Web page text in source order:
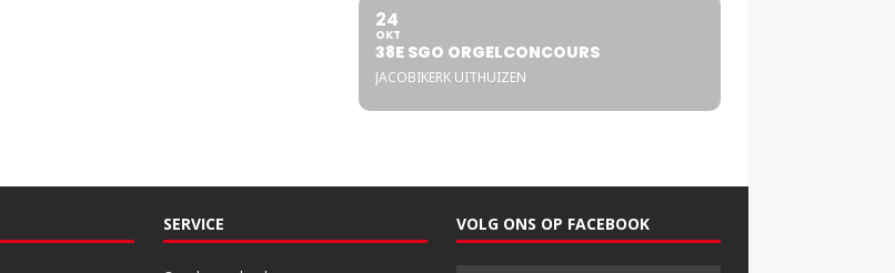
24
OKT
38E SGO ORGELCONCOURS
JACOBIKERK UITHUIZEN
SERVICE VOLG ONS OP FACEBOOK